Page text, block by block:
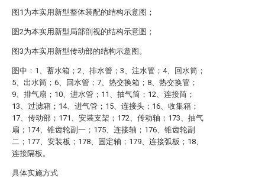
图1为本实用新型整体装配的结构示意图；
图2为本实用新型局部剖视的结构示意图；
图3为本实用新型传动部的结构示意图。
图中：1、蓄水箱；2、排水管；3、注水管；4、回水筒；
5、出水筒；6、回水管；7、热交换箱；8、热交换管；
9、排气扇；10、进水管；11、抽气筒；12、连接筒；
13、过滤箱；14、进气管；15、连接头；16、收集箱；
17、传动部；171、安装支架；172、传动轴；173、抽气
扇；174、锥齿轮副一；175、连接轴；176、锥齿轮副
二；177、安装板；178、固定轴；179、连接弧板；18、
连接隔板。
具体实施方式